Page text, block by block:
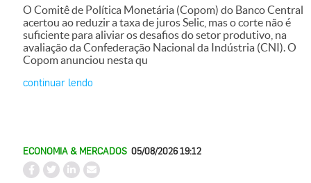
O Comitê de Política Monetária (Copom) do Banco Central
acertou ao reduzir a taxa de juros Selic, mas o corte não é
suficiente para aliviar os desafios do setor produtivo, na
avaliação da Confederação Nacional da Indústria (CNI). O
Copom anunciou nesta qu
continuar lendo
ECONOMIA & MERCADOS 05/08/2026 19:12